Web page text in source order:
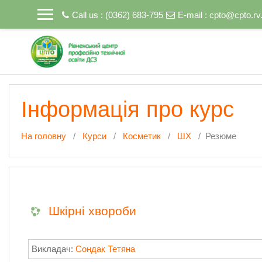
Call us : (0362) 683-795
E-mail :
Інформація про курс
На головну Курси Косметик ШХ Резюме
Шкірні хвороби
Викладач: Сондак Тетяна